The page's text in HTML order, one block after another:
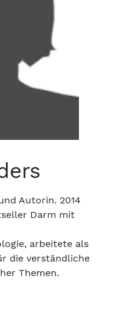
Autorin. 2014
Darm mit
arbeitete als
die verständliche
Themen.